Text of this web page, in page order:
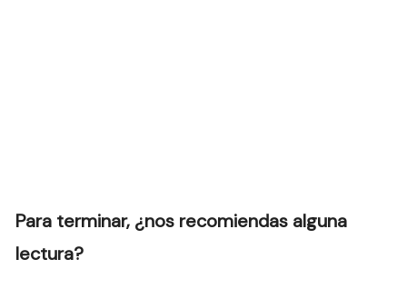
Para terminar, ¿nos recomiendas alguna
lectura?